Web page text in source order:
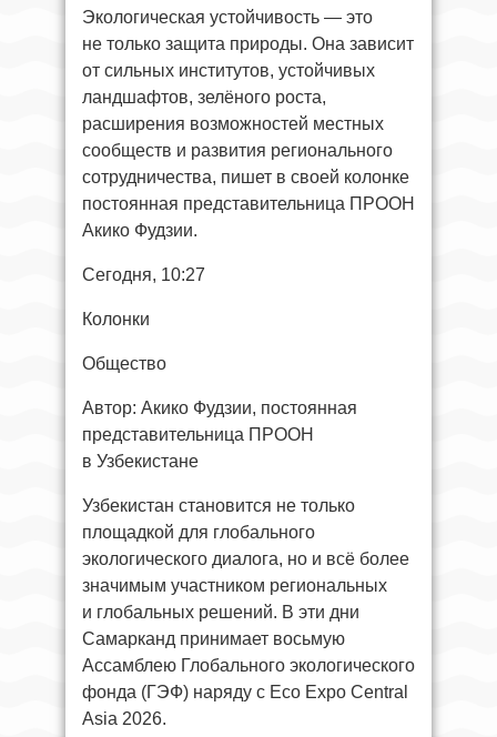
Экологическая устойчивость — это
не только защита природы. Она зависит
от сильных институтов, устойчивых
ландшафтов, зелёного роста,
расширения возможностей местных
сообществ и развития регионального
сотрудничества, пишет в своей колонке
постоянная представительница ПРООН
Акико Фудзии.
Сегодня, 10:27
Колонки
Общество
Автор: Акико Фудзии, постоянная
представительница ПРООН
в Узбекистане
Узбекистан становится не только
площадкой для глобального
экологического диалога, но и всё более
значимым участником региональных
и глобальных решений. В эти дни
Самарканд принимает восьмую
Ассамблею Глобального экологического
фонда (ГЭФ) наряду с Eco Expo Central
Asia 2026.